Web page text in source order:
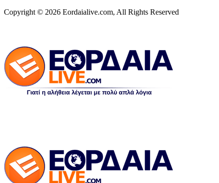
Copyright © 2026 Eordaialive.com, All Rights Reserved